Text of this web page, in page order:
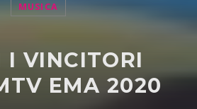
MUSICA
I VINCITORI
EMA 2020